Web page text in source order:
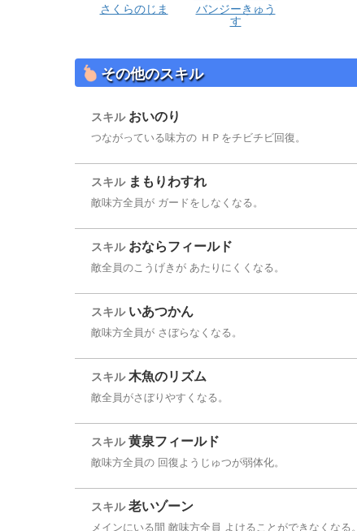
さくらのじま
バンジーきゅう
す
その他のスキル
スキルおいのり
つながっている味方の ＨＰをチビチビ回復。
スキルまもりわすれ
敵味方全員が ガードをしなくなる。
スキルおならフィールド
敵全員のこうげきが あたりにくくなる。
スキルいあつかん
敵味方全員が さぼらなくなる。
スキル木魚のリズム
敵全員がさぼりやすくなる。
スキル黄泉フィールド
敵味方全員の 回復ようじゅつが弱体化。
スキル老いゾーン
メインにいる間 敵味方全員 よけることができなくなる。